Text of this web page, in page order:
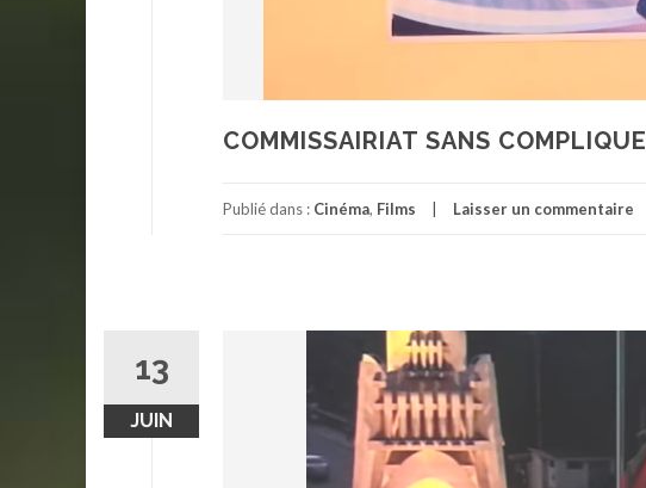
COMMISSAIRIAT SANS COMPLIQUE
Publié dans : Cinéma, Films Laisser un commentaire
13
JUIN